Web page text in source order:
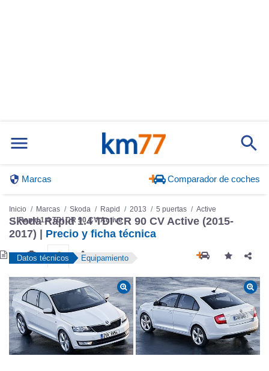
Marcas Comparador de coches
Inicio Marcas Skoda Rapid 2013 5 puertas
Active
Rapid 1.4 TDI CR 90 CV Active
Skoda Rapid 1.4 TDI CR 90 CV Active (2015-
2017) | Precio y ficha técnica
Datos técnicos Equipamiento